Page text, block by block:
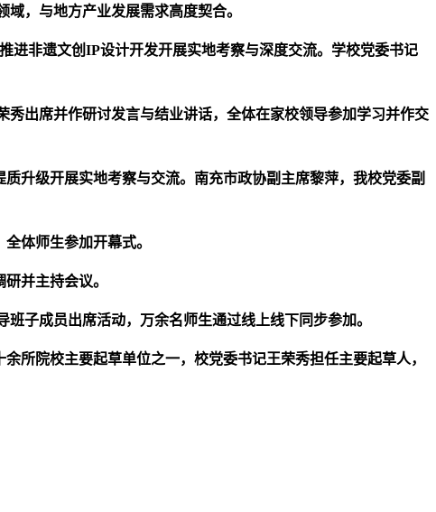
，与地方产业发展需求高度契合。
进非遗文创IP设计开发开展实地考察与深度交流。学校党委书记
出席并作研讨发言与结业讲话，全体在家校领导参加学习并作交
升级开展实地考察与交流。南充市政协副主席黎萍，我校党委副
体师生参加开幕式。
并主持会议。
子成员出席活动，万余名师生通过线上线下同步参加。
所院校主要起草单位之一，校党委书记王荣秀担任主要起草人，